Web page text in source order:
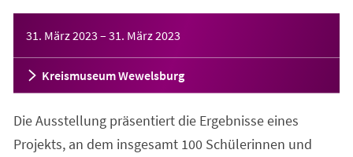
31. März 2023 – 31. März 2023
Kreismuseum Wewelsburg
Die Ausstellung präsentiert die Ergebnisse eines
Projekts, an dem insgesamt 100 Schülerinnen und